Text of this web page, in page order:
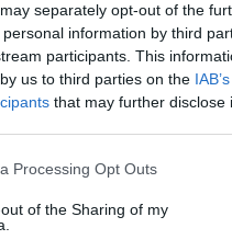
separately opt-out of the
information by third
participants. This
us to third parties on the
that may further disclose
Processing Opt Outs
of the Sharing of my
barrierefrei?
drinnen oder draußen